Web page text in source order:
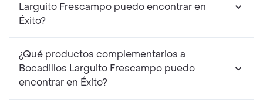
Larguito Frescampo puedo encontrar en
Éxito?
¿Qué productos complementarios a
Bocadillos Larguito Frescampo puedo
encontrar en Éxito?